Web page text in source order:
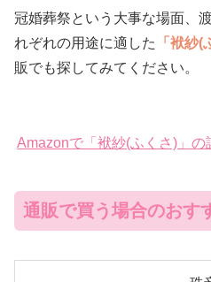
冠婚葬祭という大事な場面、
れぞれの用途に適した
「袱紗(
販でも探してみてください。
Amazonで「袱紗(ふくさ)」の
通販で買う場合のおす